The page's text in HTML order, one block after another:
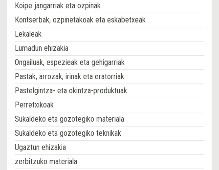
Koipe jangarriak eta ozpinak
Kontserbak, ozpinetakoak eta eskabetxeak
Lekaleak
Lumadun ehizakia
Ongailuak, espezieak eta gehigarriak
Pastak, arrozak, irinak eta eratorriak
Pastelgintza- eta okintza-produktuak
Perretxikoak
Sukaldeko eta gozotegiko materiala
Sukaldeko eta gozotegiko teknikak
Ugaztun ehizakia
zerbitzuko materiala